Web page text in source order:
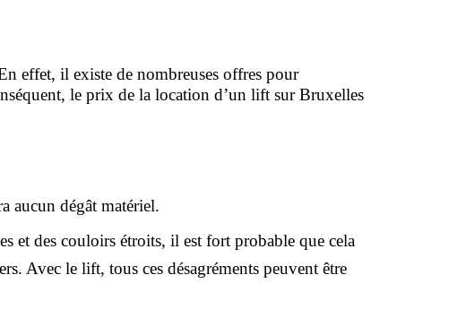
effet, il existe de nombreuses offres pour
le prix de la location d’un lift sur Bruxelles
aucun dégât matériel.
et des couloirs étroits, il est fort probable que cela
Avec le lift, tous ces désagréments peuvent être